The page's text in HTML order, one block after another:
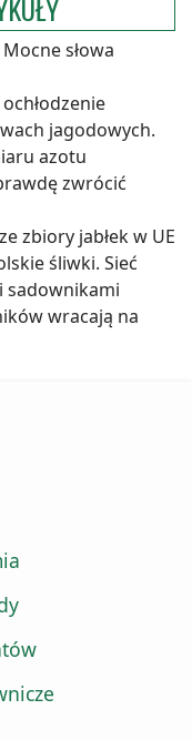
słowa
jagodowych.
azotu
zwrócić
zbiory jabłek w UE
śliwki. Sieć
sadownikami
wracają na